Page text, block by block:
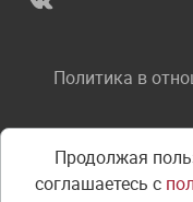
Политика в
Продолжая
соглашаетесь с